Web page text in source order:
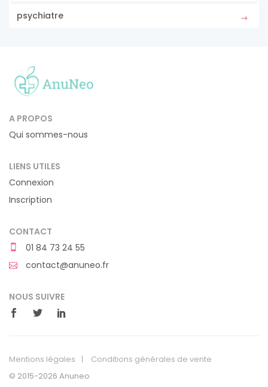
psychiatre
A PROPOS
Qui sommes-nous
LIENS UTILES
Connexion
Inscription
CONTACT
01 84 73 24 55
contact@anuneo.fr
NOUS SUIVRE
Mentions légales
Conditions générales de vente
© 2015-2026 Anuneo